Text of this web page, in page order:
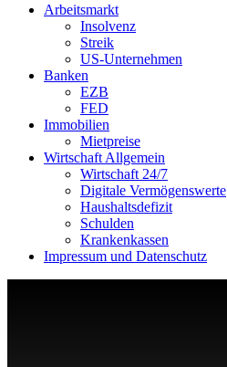
Arbeitsmarkt
Insolvenz
Streik
US-Unternehmen
Banken
EZB
FED
Immobilien
Mietpreise
Wirtschaft Allgemein
Wirtschaft 24/7
Digitale Vermögenswerte
Haushaltsdefizit
Schulden
Krankenkassen
Impressum und Datenschutz